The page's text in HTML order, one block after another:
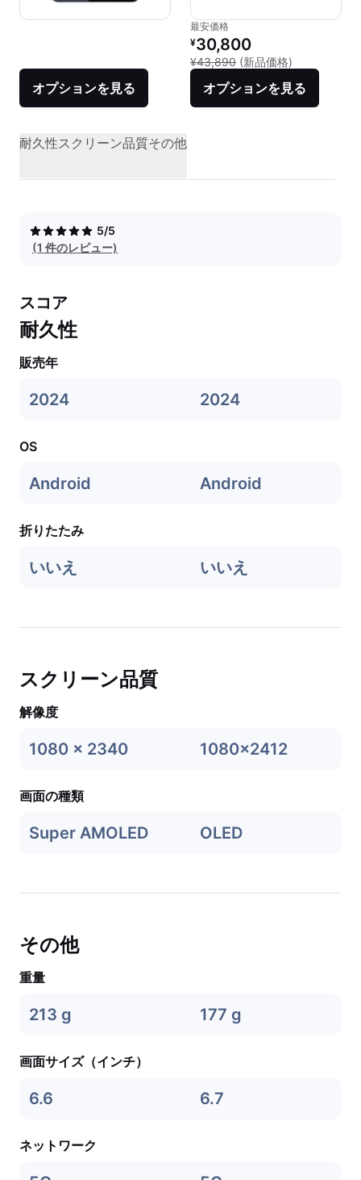
オプションを見る
最安価格
リファービッシュ品の価格：
¥30,800
¥43,890 (新品価格)
オプションを見る
耐久性スクリーン品質その他
5/5
(1 件のレビュー)
スコア
耐久性
販売年
2024 2024
OS
Android Android
折りたたみ
いいえ いいえ
スクリーン品質
解像度
1080 x 2340 1080x2412
画面の種類
Super AMOLED OLED
その他
重量
213 g 177 g
画面サイズ（インチ）
6.6 6.7
ネットワーク